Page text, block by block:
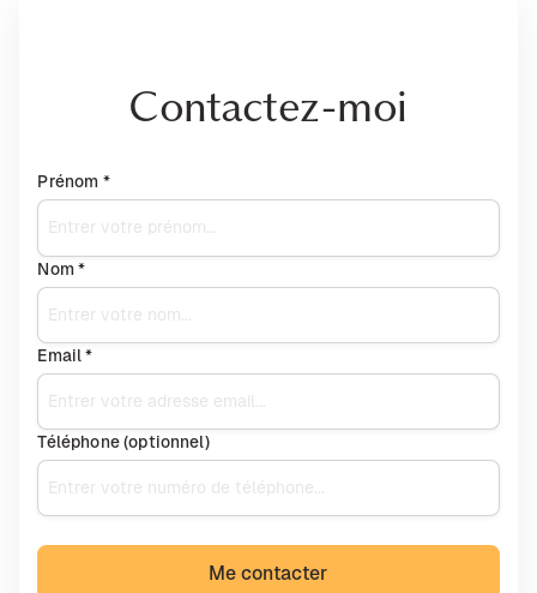
Contactez-moi
Prénom *
Nom *
Email *
Téléphone (optionnel)